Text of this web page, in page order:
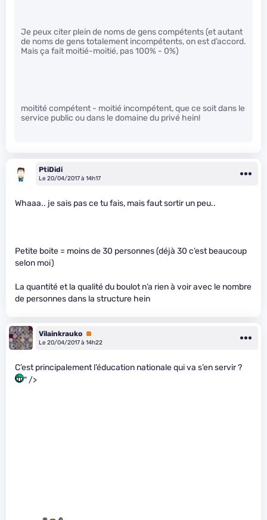
Je peux citer plein de noms de gens compétents (et autant
de noms de gens totalement incompétents, on est d’accord.
Mais ça fait moitié-moitié, pas 100% - 0%)
moitité compétent - moitié incompétent, que ce soit dans le
service public ou dans le domaine du privé hein!
PtiDidi
Le 20/04/2017 à 14h17
Whaaa.. je sais pas ce tu fais, mais faut sortir un peu..
Petite boite = moins de 30 personnes (déjà 30 c’est beaucoup
selon moi)
La quantité et la qualité du boulot n’a rien à voir avec le nombre
de personnes dans la structure hein
Vilainkrauko Premium
Le 20/04/2017 à 14h22
C’est principalement l’éducation nationale qui va s’en servir ?
" />